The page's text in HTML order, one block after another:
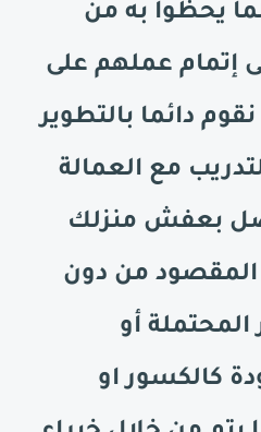
يحظوا به من
إتمام عملهم على
نقوم دائما بالتطوير
مع العمالة
يصل بعفش منزلك
المقصود من دون
أو
كالكسور او